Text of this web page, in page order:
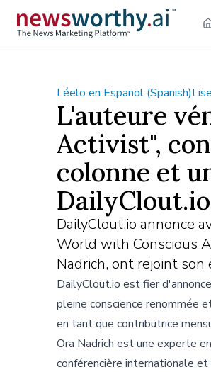
Léelo en Español (Spanish)
L'auteure
Activist",
colonne et
DailyClout.io annonce
World with Conscious
Nadrich, ont rejoint
DailyClout.io est fier
pleine conscience renommée
en tant que contributrice
Ora Nadrich est une experte
conférencière internationale